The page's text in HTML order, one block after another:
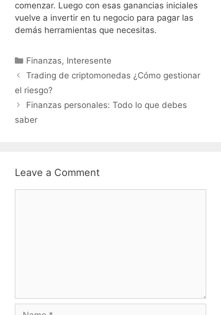
comenzar. Luego con esas ganancias iniciales
vuelve a invertir en tu negocio para pagar las
demás herramientas que necesitas.
Categories
Finanzas, Interesente
Trading de criptomonedas ¿Cómo gestionar
el riesgo?
Finanzas personales: Todo lo que debes
saber
Leave a Comment
Name